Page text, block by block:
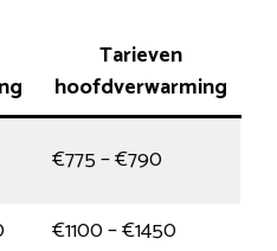
Tarieven
hoofdverwarming
€775 – €790
€1100 – €1450